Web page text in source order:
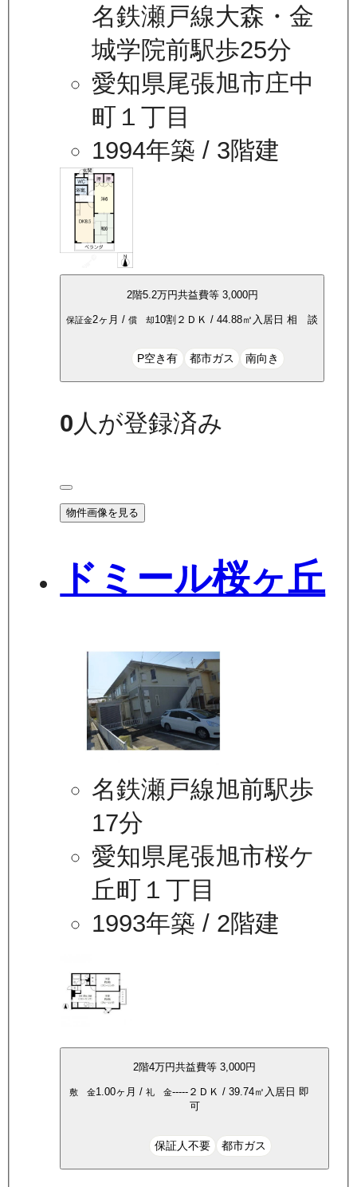
名鉄瀬戸線大森・金
城学院前駅歩25分
愛知県尾張旭市庄中
町１丁目
1994年築 / 3階建
2階5.2万円共益費等 3,000円
保証金2ヶ月 /償 却10割 ２ＤＫ /44.88㎡ 入居日相 談
P空き有 都市ガス 南向き
0人が登録済み
物件画像を見る
ドミール桜ヶ丘
名鉄瀬戸線旭前駅歩
17分
愛知県尾張旭市桜ケ
丘町１丁目
1993年築 / 2階建
2階4万円共益費等 3,000円
敷 金1.00ヶ月 / 礼 金----- ２ＤＫ / 39.74㎡ 入居日 即
可
保証人不要 都市ガス